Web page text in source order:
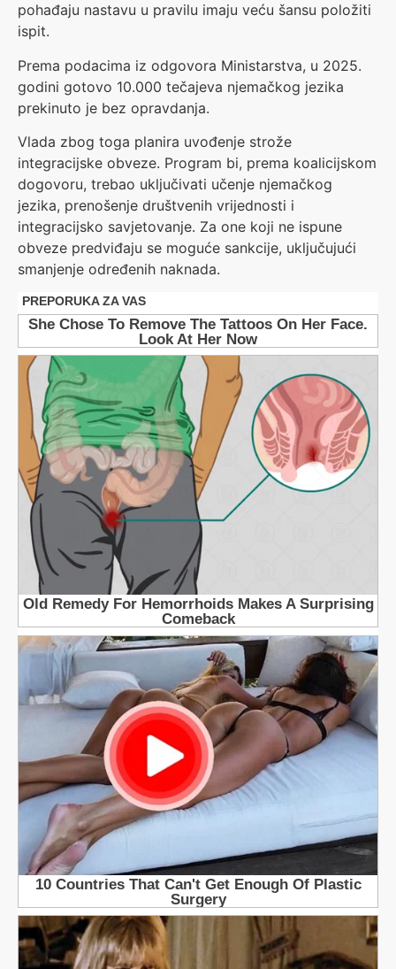
pohađaju nastavu u pravilu imaju veću šansu položiti
ispit.
Prema podacima iz odgovora Ministarstva, u 2025.
godini gotovo 10.000 tečajeva njemačkog jezika
prekinuto je bez opravdanja.
Vlada zbog toga planira uvođenje strože
integracijske obveze. Program bi, prema koalicijskom
dogovoru, trebao uključivati učenje njemačkog
jezika, prenošenje društvenih vrijednosti i
integracijsko savjetovanje. Za one koji ne ispune
obveze predviđaju se moguće sankcije, uključujući
smanjenje određenih naknada.